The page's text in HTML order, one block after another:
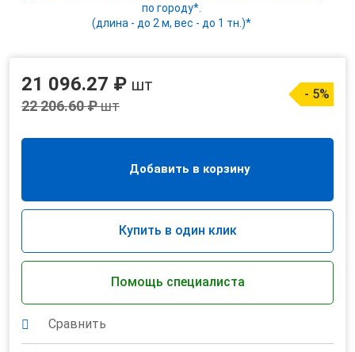
по городу*.
(длина - до 2 м, вес - до 1 тн.)*
21 096.27 ₽ шт
22 206.60 ₽шт
- 5%
Добавить в корзину
Купить в один клик
Помощь специалиста
Сравнить